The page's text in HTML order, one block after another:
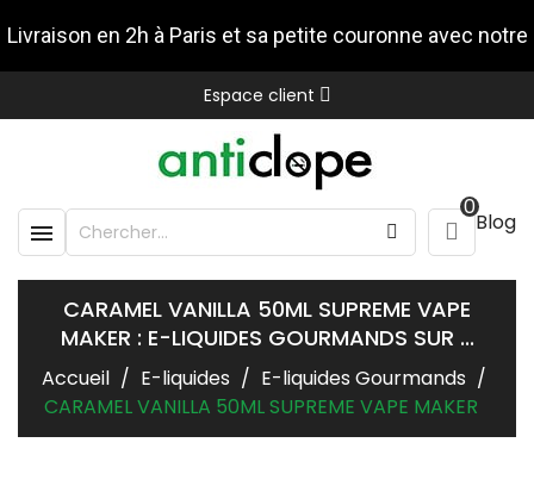
Livraison en 2h à Paris et sa petite couronne avec notre
partenaire Stuart
Espace client

0
Blog
CARAMEL VANILLA 50ML SUPREME VAPE
MAKER : E-LIQUIDES GOURMANDS SUR ...
Accueil E-liquides
E-liquides Gourmands
CARAMEL VANILLA 50ML SUPREME VAPE MAKER